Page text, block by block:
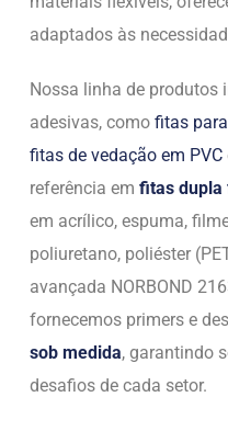
adaptados às
Nossa linha de
adesivas, como fitas
fitas de vedação em PVC
referência em fitas dupla
em acrílico, espuma,
poliuretano, poliéster
avançada NORBOND
fornecemos primers e
sob medida, garantindo
desafios de cada setor.